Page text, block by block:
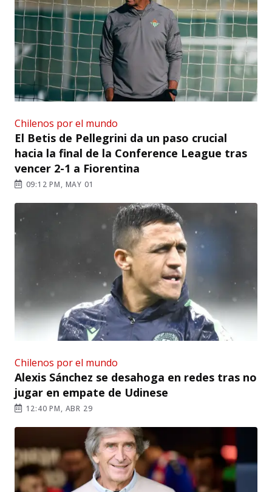
Chilenos por el mundo
El Betis de Pellegrini da un paso crucial
hacia la final de la Conference League tras
vencer 2-1 a Fiorentina
09:12 PM, MAY 01
Chilenos por el mundo
Alexis Sánchez se desahoga en redes tras no
jugar en empate de Udinese
12:40 PM, ABR 29